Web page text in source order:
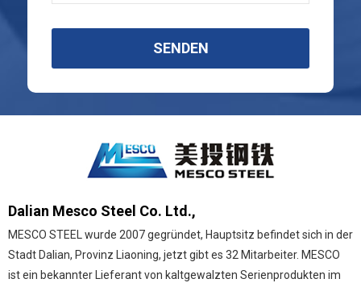
SENDEN
Dalian Mesco Steel Co. Ltd.,
MESCO STEEL wurde 2007 gegründet, Hauptsitz befindet sich in der
Stadt Dalian, Provinz Liaoning, jetzt gibt es 32 Mitarbeiter. MESCO
ist ein bekannter Lieferant von kaltgewalzten Serienprodukten im